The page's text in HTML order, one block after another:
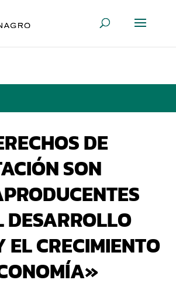
DE
SON
DESARROLLO
EL CRECIMIENTO